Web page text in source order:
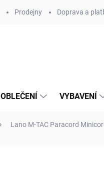
Prodejny Doprava a
OBLEČENÍ VYBAVENÍ
Lano M-TAC Paracord